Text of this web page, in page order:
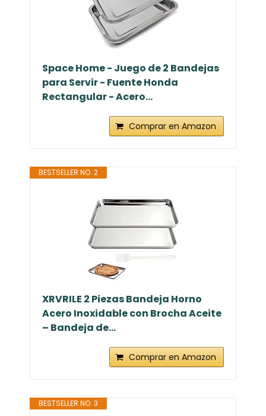
Space Home - Juego de 2 Bandejas
para Servir - Fuente Honda
Rectangular - Acero...
Comprar en Amazon
BESTSELLER NO. 2
XRVRILE 2 Piezas Bandeja Horno
Acero Inoxidable con Brocha Aceite
– Bandeja de...
Comprar en Amazon
BESTSELLER NO. 3